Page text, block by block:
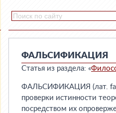
ФАЛЬСИФИКАЦИЯ
Статья из раздела: «
ФАЛЬСИФИКАЦИЯ (лат.
проверки истинности
посредством их